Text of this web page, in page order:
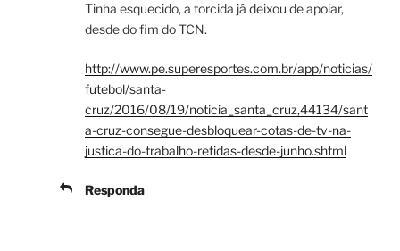
Tinha esquecido, a torcida já deixou de apoiar,
desde do fim do TCN.
http://www.pe.superesportes.com.br/app/noticias/
futebol/santa-
cruz/2016/08/19/noticia_santa_cruz,44134/sant
a-cruz-consegue-desbloquear-cotas-de-tv-na-
justica-do-trabalho-retidas-desde-junho.shtml
Responda